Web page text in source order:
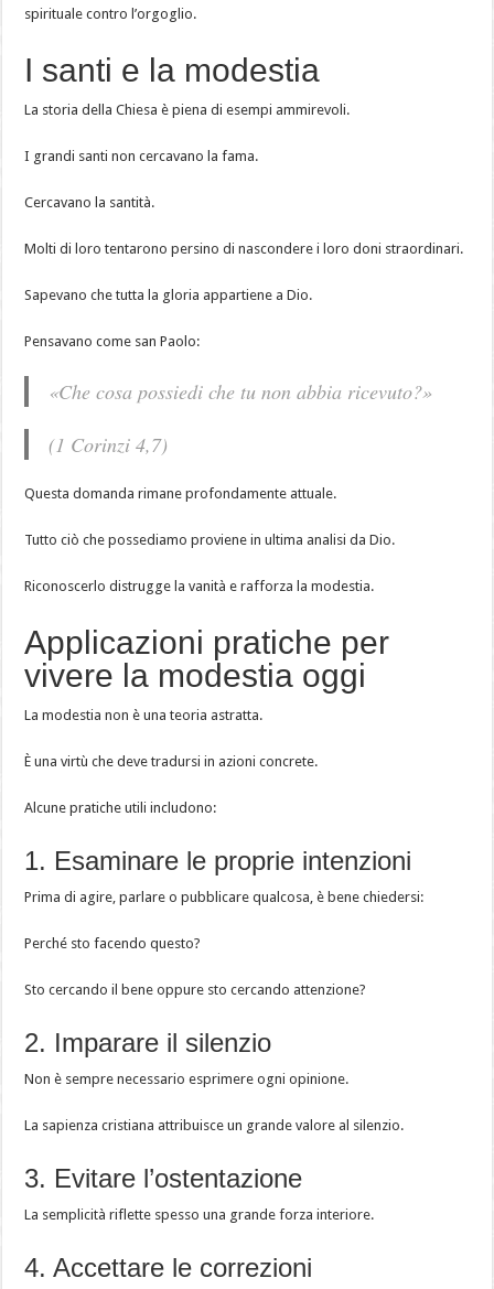
spirituale contro l’orgoglio.
I santi e la modestia
La storia della Chiesa è piena di esempi ammirevoli.
I grandi santi non cercavano la fama.
Cercavano la santità.
Molti di loro tentarono persino di nascondere i loro doni straordinari.
Sapevano che tutta la gloria appartiene a Dio.
Pensavano come san Paolo:
«Che cosa possiedi che tu non abbia ricevuto?»
(1 Corinzi 4,7)
Questa domanda rimane profondamente attuale.
Tutto ciò che possediamo proviene in ultima analisi da Dio.
Riconoscerlo distrugge la vanità e rafforza la modestia.
Applicazioni pratiche per
vivere la modestia oggi
La modestia non è una teoria astratta.
È una virtù che deve tradursi in azioni concrete.
Alcune pratiche utili includono:
1. Esaminare le proprie intenzioni
Prima di agire, parlare o pubblicare qualcosa, è bene chiedersi:
Perché sto facendo questo?
Sto cercando il bene oppure sto cercando attenzione?
2. Imparare il silenzio
Non è sempre necessario esprimere ogni opinione.
La sapienza cristiana attribuisce un grande valore al silenzio.
3. Evitare l’ostentazione
La semplicità riflette spesso una grande forza interiore.
4. Accettare le correzioni